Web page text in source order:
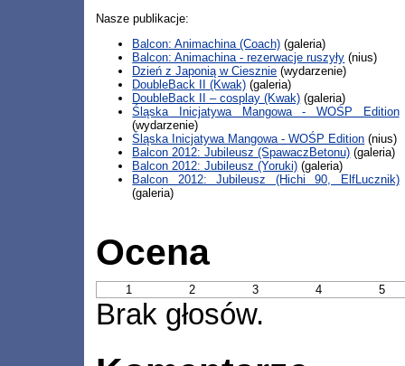
Nasze publikacje:
Balcon: Animachina (Coach) (galeria)
Balcon: Animachina - rezerwacje ruszyły (nius)
Dzień z Japonią w Ciesznie (wydarzenie)
DoubleBack II (Kwak) (galeria)
DoubleBack II – cosplay (Kwak) (galeria)
Śląska Inicjatywa Mangowa - WOŚP Edition
(wydarzenie)
Śląska Inicjatywa Mangowa - WOŚP Edition (nius)
Balcon 2012: Jubileusz (SpawaczBetonu) (galeria)
Balcon 2012: Jubileusz (Yoruki) (galeria)
Balcon 2012: Jubileusz (Hichi 90, ElfLucznik)
(galeria)
Ocena
1 2 3 4 5
Brak głosów.